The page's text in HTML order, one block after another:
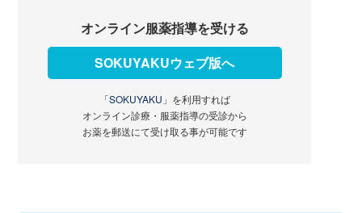
オンライン服薬指導を受ける
SOKUYAKUウェブ版へ
「SOKUYAKU」 を利用すれば
オンライン診療・服薬指導の受診から
お薬を郵送にて受け取る事が可能です